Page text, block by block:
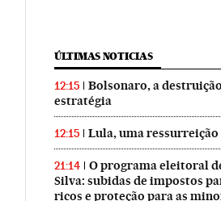
ÚLTIMAS NOTICIAS
12:15
Bolsonaro, a
estratégia
12:15 Lula, uma ressurreição
21:14
O programa eleitoral
Silva: subidas de impostos
ricos e proteção para as